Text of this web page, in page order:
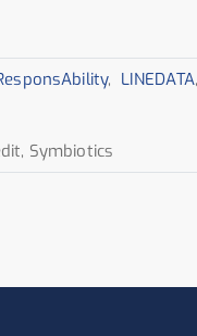
, LINEDATA
Symbiotics